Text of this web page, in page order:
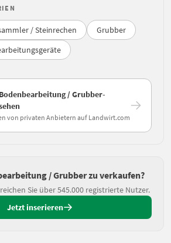
/ Steinrechen
Grubber
/ Grubber-
von privaten Anbietern auf Landwirt.com
/ Grubber zu verkaufen?
Sie über 545.000 registrierte Nutzer.
Jetzt inserieren